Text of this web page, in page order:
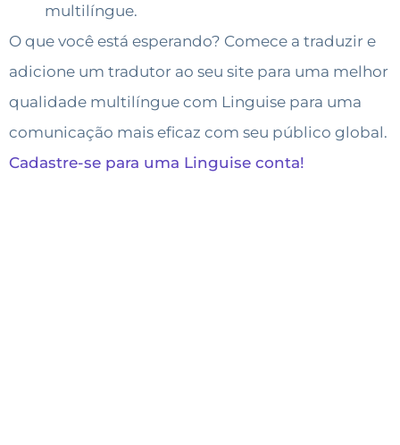
multilíngue.
O que você está esperando? Comece a traduzir e
adicione um tradutor ao seu site para uma melhor
qualidade multilíngue com Linguise para uma
comunicação mais eficaz com seu público global.
Cadastre-se para uma Linguise conta!